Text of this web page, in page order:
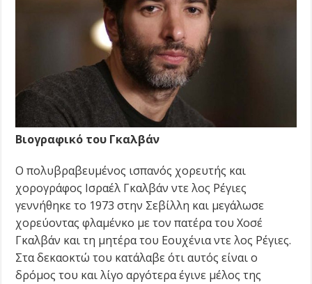
Βιογραφικό του Γκαλβάν
O πολυβραβευμένος ισπανός χορευτής και
χορογράφος Ισραέλ Γκαλβάν ντε λος Ρέγιες
γεννήθηκε το 1973 στην Σεβίλλη και μεγάλωσε
χορεύοντας φλαμένκο με τον πατέρα του Χοσέ
Γκαλβάν και τη μητέρα του Εουχένια ντε λος Ρέγιες.
Στα δεκαοκτώ του κατάλαβε ότι αυτός είναι ο
δρόμος του και λίγο αργότερα έγινε μέλος της